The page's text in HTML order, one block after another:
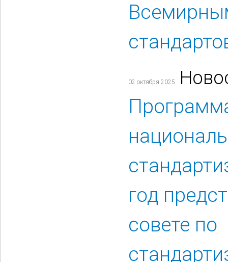
02 октября 2025
год
совете по